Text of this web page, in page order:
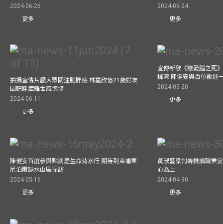
2024-06-26
更多
2024-06-24
更多
拍攝宣傳片籲大眾關注肥胖症 林嘉欣憶21歲好友
因肥胖症離世感惋惜
2024-06-11
更多
宣傳新歌《戀愛腦之死
鑼灣 陳健安與百位歌迷
2024-05-20
更多
陳健安首度參與點滴是生命背水行 期待到柬埔寨
尼泊爾缺水山區探訪
2024-05-16
更多
黃淑蔓梁釗峰推廣職業
心為上
2024-04-30
更多